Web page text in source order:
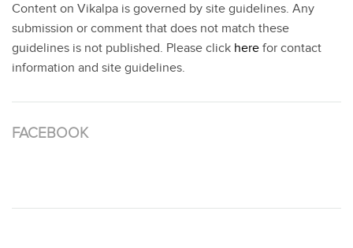
Content on Vikalpa is governed by site guidelines. Any
submission or comment that does not match these
guidelines is not published. Please click here for contact
information and site guidelines.
FACEBOOK